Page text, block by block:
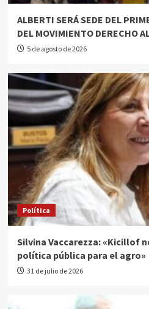
ALBERTI SERÁ SEDE DEL
DEL MOVIMIENTO DERECHO
5 de agosto de 2026
Política
Silvina Vaccarezza: «Kicillof
política pública para el agro»
31 de julio de 2026